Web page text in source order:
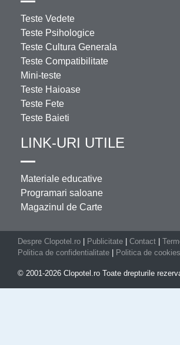
Teste Vedete
Teste Psihologice
Teste Cultura Generala
Teste Compatibilitate
Mini-teste
Teste Haioase
Teste Fete
Teste Baieti
LINK-URI UTILE
Materiale educative
Programari saloane
Magazinul de Carte
Despre Clopotel.ro Publicitate Contact
Politica de confidentialitate
Politica de cookies
© 2001-2026 Clopotel.ro Toate drepturile